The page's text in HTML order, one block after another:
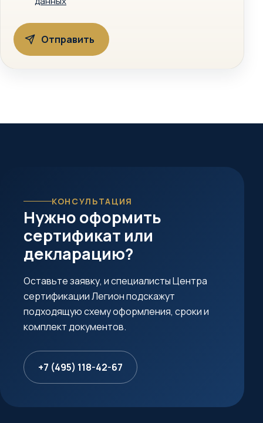
КОНСУЛЬТАЦИЯ
Нужно оформить
сертификат или
декларацию?
Оставьте заявку, и специалисты Центра
сертификации Легион подскажут
подходящую схему оформления, сроки и
комплект документов.
+7 (495) 118-42-67